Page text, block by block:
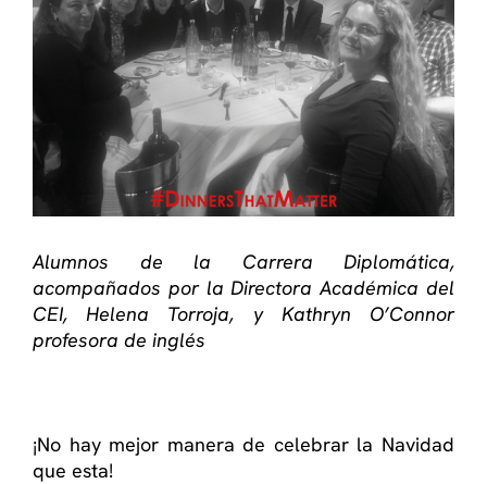
Alumnos de la Carrera Diplomática,
acompañados por la Directora Académica del
CEI, Helena Torroja, y Kathryn O’Connor
profesora de inglés
¡No hay mejor manera de celebrar la Navidad
que esta!